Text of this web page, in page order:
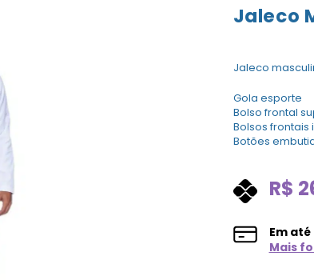
Jaleco
Jaleco
Gola esporte
Bolso frontal
Bolsos frontais
Botões
R$
Em até
Mais